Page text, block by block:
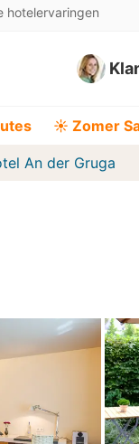
hotelervaringen
☀️ Zomer
An der Gruga